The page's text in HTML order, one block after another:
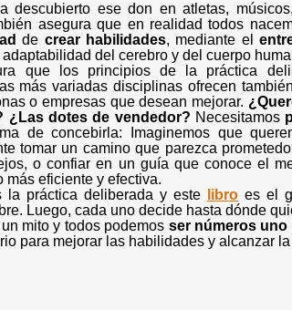
descubierto ese don en atletas,
asegura que en realidad todos
de crear habilidades, mediante el
del cerebro y del cuerpo
que los principios de la práctica
más variadas disciplinas ofrecen
o empresas que desean mejorar.
¿Las dotes de vendedor? Necesitamos
de concebirla: Imaginemos que
tomar un camino que parezca
o confiar en un guía que conoce el
más eficiente y efectiva.
la práctica deliberada y este
libro es el
Luego, cada uno decide hasta dónde
mito y todos podemos ser números uno
para mejorar las habilidades y alcanzar